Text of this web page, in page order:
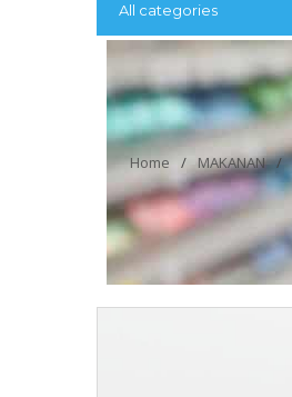
All categories
Home / MAKANAN /